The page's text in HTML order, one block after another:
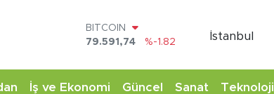
DOLAR
45,43620
%0.02
53,38690
%0.19
STERLİN
İstanbul
İş ve Ekonomi Güncel Sanat Teknoloji